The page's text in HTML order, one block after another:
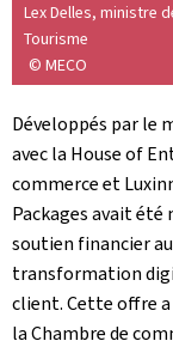
Lex Delles, ministre
Tourisme
© MECO
Développés par le
avec la House of
commerce et
Packages avait été
soutien financier
transformation
client. Cette offre
la Chambre de